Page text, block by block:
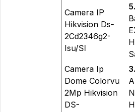
Camera IP
Hikvision Ds-
2Cd2346g2-
Isu/Sl
Camera Ip
Dome Colorvu
2Mp Hikvision
DS-